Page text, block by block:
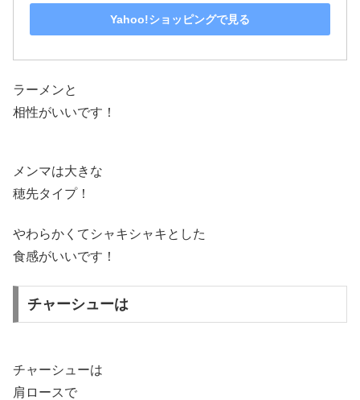
Yahoo!ショッピングで見る
ラーメンと
相性がいいです！
メンマは大きな
穂先タイプ！
やわらかくてシャキシャキとした
食感がいいです！
チャーシューは
チャーシューは
肩ロースで